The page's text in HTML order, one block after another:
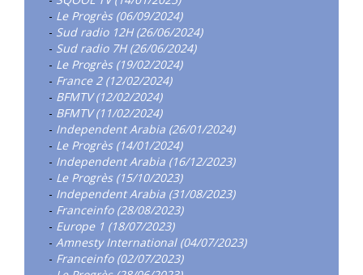
- Le Progrès (06/09/2024)
- Sud radio 12H (26/06/2024)
- Sud radio 7H (26/06/2024)
- Le Progrès (19/02/2024)
- France 2 (12/02/2024)
- BFMTV (12/02/2024)
- BFMTV (11/02/2024)
- Independent Arabia (26/01/2024)
- Le Progrès (14/01/2024)
- Independent Arabia (16/12/2023)
- Le Progrès (15/10/2023)
- Independent Arabia (31/08/2023)
- Franceinfo (28/08/2023)
- Europe 1 (18/07/2023)
- Amnesty International (04/07/2023)
- Franceinfo (02/07/2023)